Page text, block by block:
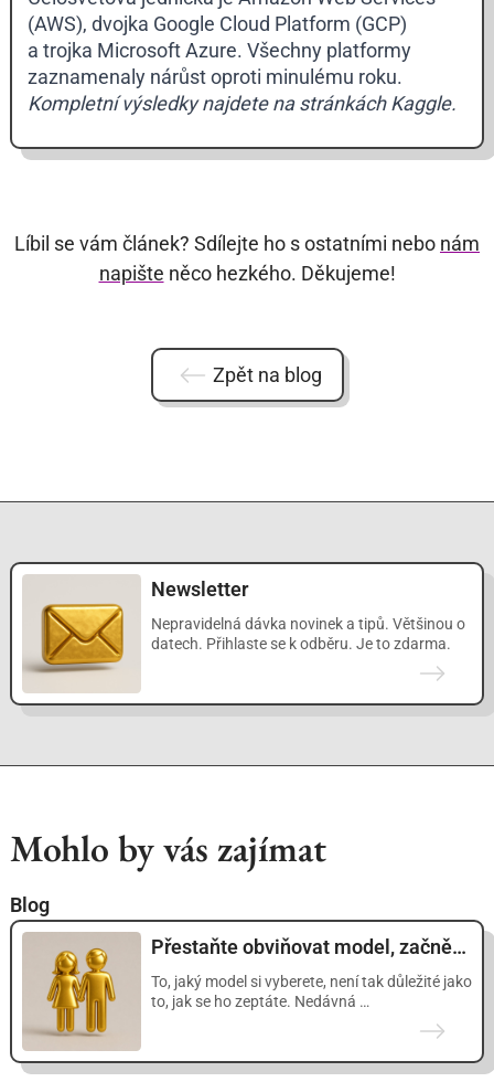
(AWS), dvojka Google Cloud Platform (GCP)
a trojka Microsoft Azure. Všechny platformy
zaznamenaly nárůst oproti minulému roku.
Kompletní výsledky najdete na stránkách Kaggle.
Líbil se vám článek? Sdílejte ho s ostatními nebo nám
napište něco hezkého. Děkujeme!
Zpět na blog
Newsletter
Nepravidelná dávka novinek a tipů. Většinou o
datech. Přihlaste se k odběru. Je to zdarma.
Mohlo by vás zajímat
Blog
Přestaňte obviňovat model, začněte klást lepší otázky
To, jaký model si vyberete, není tak důležité jako
to, jak se ho zeptáte. Nedávná …